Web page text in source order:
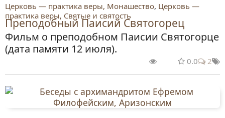
Церковь — практика веры, Монашество, Церковь —
практика веры, Святые и святость
Преподобный Паисий Святогорец
Фильм о преподобном Паисии Святогорце
(дата памяти 12 июля).
0.0 2